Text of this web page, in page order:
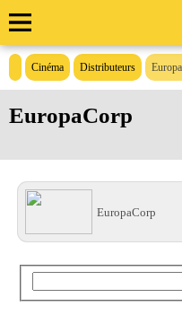
Cinéma Distributeurs
EuropaCorp
EuropaCorp